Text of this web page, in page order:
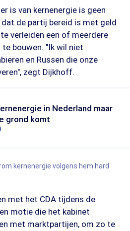
is van kernenergie is geen
de partij bereid is met geld
verleiden een of meerdere
bouwen. "Ik wil niet
en Russen die onze
zegt Dijkhoff.
in Nederland maar
grond komt
kernenergie volgens hem hard
met het CDA tijdens de
motie die het kabinet
met marktpartijen, om zo te